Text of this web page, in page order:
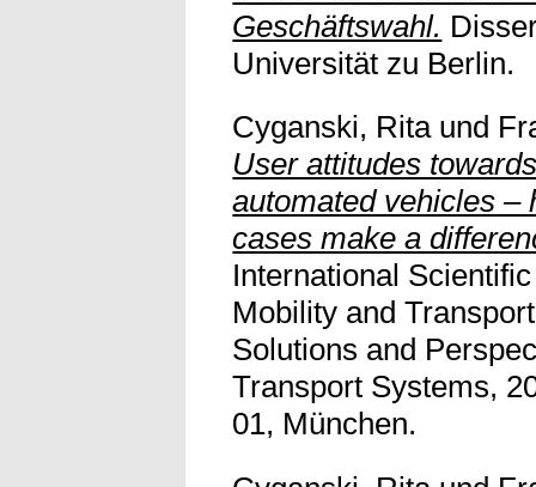
Geschäftswahl.
Universität zu Berlin.
Cyganski, Ritaund
User attitudes
automated vehicles –
cases make a
International
Mobility and
Solutions and
Transport Systems,
01, München.